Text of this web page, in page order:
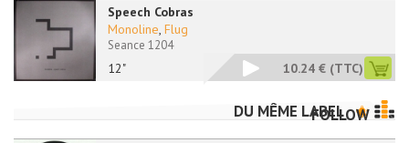
Speech Cobras
12"
Monoline, Flug
Seance 1204
10.24 € (TTC)
DU MÊME LABEL
FOLLOW